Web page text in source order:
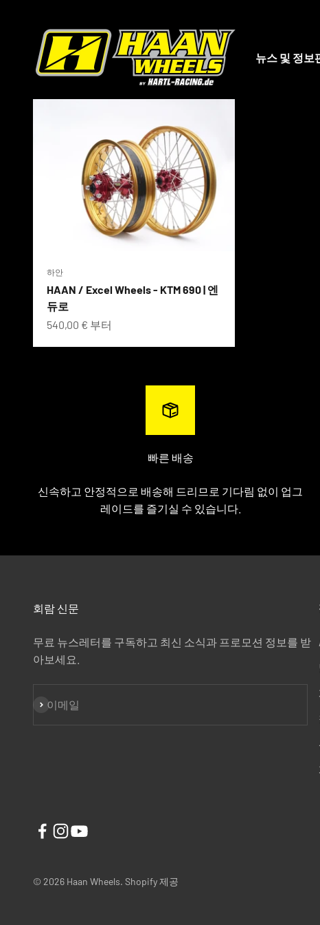
뉴스 및 정보
하안 휠즈
는 모든 스포크 휠을 위한 최고의 선택입니다.
하안
HAAN / Excel Wheels - KTM 690 | 엔
듀로
할인 가격
540,00 € 부터
빠른 배송
신속하고 안정적으로 배송해 드리므로 기다림 없이 업그
레이드를 즐기실 수 있습니다.
회람 신문
무료 뉴스레터를 구독하고 최신 소식과 프로모션 정보를 받
아보세요.
이메일
구독
© 2026 Haan Wheels. Shopify 제공